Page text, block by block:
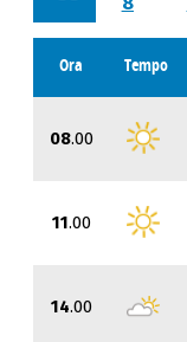
Ora Tempo
08.00
11.00
14.00